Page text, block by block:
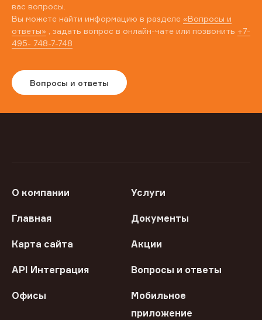
вас вопросы.
Вы можете найти информацию в разделе «Вопросы и
ответы» , задать вопрос в онлайн-чате или позвонить +7-
495- 748-7-748
Вопросы и ответы
О компании Услуги
Главная Документы
Карта сайта Акции
API Интеграция Вопросы и ответы
Офисы
Мобильное
приложение